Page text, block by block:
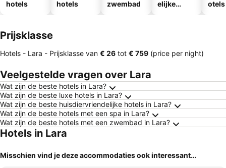
hotels
hotels
zwembad
elijke
otels
Prijsklasse
Hotels - Lara - Prijsklasse van ‎€ 26 tot ‎€ 759 (price per night)
Veelgestelde vragen over Lara
Wat zijn de beste hotels in Lara?
Wat zijn de beste luxe hotels in Lara?
Wat zijn de beste huisdiervriendelijke hotels in Lara?
Wat zijn de beste hotels met een spa in Lara?
Wat zijn de beste hotels met een zwembad in Lara?
Hotels in Lara
Misschien vind je deze accommodaties ook interessant…